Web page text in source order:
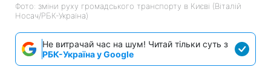
Фото: зміни руху громадського транспорту в Києві (Віталій
Носач/РБК-Україна)
Не витрачай час на шум! Читай тільки суть з
РБК-Україна у Google